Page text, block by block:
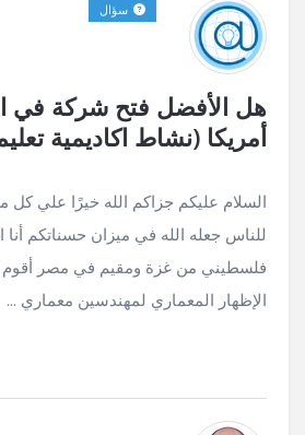
هل الأفضل فتح شركة في
أمريكا (نشاط اكاديمية
سؤال
السلام عليكم جزاكم الله خيرًا علي كل
للناس جعله الله في ميزان حسناتكم
فلسطيني من غزة ومقيم في مصر أقوم
الإظهار المعماري لمهندسين معماري ...